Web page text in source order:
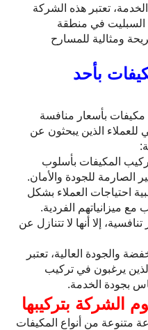
تعتبر هذه الشركة
السبليت في منطقة
ومثالية للمسارح
بأحد
بأسعار منافسة
للعملاء الذين يبحثون عن
المكيفات بأسلوب
الصارمة للجودة والأمان.
احتياجات العملاء بشكل
ميزانياتهم الفردية.
إلا أنها لا تتنازل عن
والجودة العالية، تعتبر
يرغبون في تركيب
بجودة الخدمة.
الشركة بتركيبها
من أنواع المكيفات